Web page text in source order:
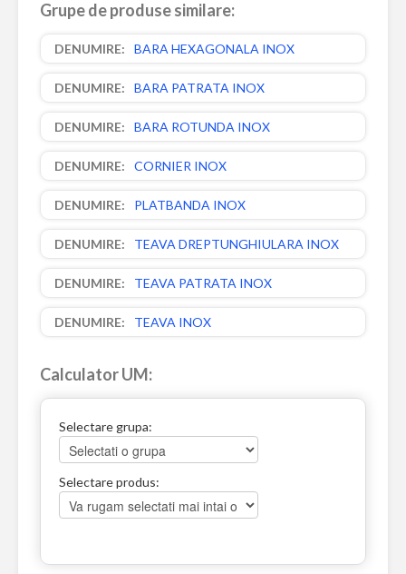
Grupe de produse similare:
BARA HEXAGONALA INOX
BARA PATRATA INOX
BARA ROTUNDA INOX
CORNIER INOX
PLATBANDA INOX
TEAVA DREPTUNGHIULARA INOX
TEAVA PATRATA INOX
TEAVA INOX
Calculator UM:
Selectare grupa:
Selectare produs: